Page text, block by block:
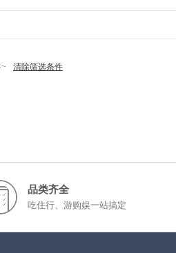
~ 清除筛选条件
品类齐全
吃住行、游购娱一站搞定